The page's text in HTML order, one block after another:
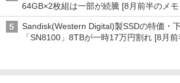
64GB×2枚組は一部が続騰 [8月前半のメ
Sandisk(Western Digital)製SSDの特価・
「SN8100」8TBが一時17万円割れ [8月